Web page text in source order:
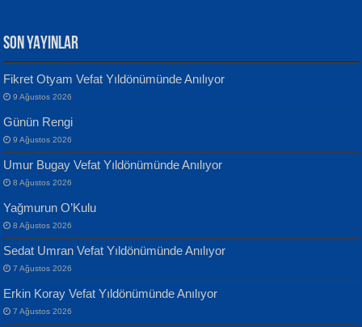
MUSTAFA KELOĞLU
Yarına İz Bırakmak...
ATİLLA ÖZEN
Sultan Olmadan Önce Eyüp...
Yılmaz Ekinci
Geceye Söylenen...
Banu Sancak
Defterimden İçeri...
SON YAYINLAR
Fikret Otyam Vefat Yıldönümünde Anılıyor
9 Ağustos 2026
Günün Rengi
9 Ağustos 2026
Umur Bugay Vefat Yıldönümünde Anılıyor
8 Ağustos 2026
Yağmurun O’Kulu
8 Ağustos 2026
Sedat Umran Vefat Yıldönümünde Anılıyor
7 Ağustos 2026
Erkin Koray Vefat Yıldönümünde Anılıyor
7 Ağustos 2026